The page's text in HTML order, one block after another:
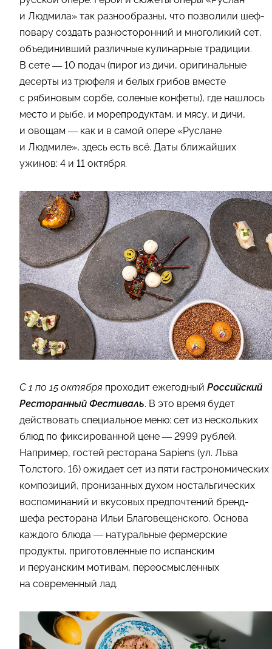
и Людмила» так разнообразны, что позволили шеф-
повару создать разносторонний и многоликий сет,
объединивший различные кулинарные традиции.
В сете — 10 подач (пирог из дичи, оригинальные
десерты из трюфеля и белых грибов вместе
с рябиновым сорбе, соленые конфеты), где нашлось
место и рыбе, и морепродуктам, и мясу, и дичи,
и овощам — как и в самой опере «Руслане
и Людмиле», здесь есть всё. Даты ближайших
ужинов: 4 и 11 октября.
С 1 по 15 октября проходит ежегодный Российский
Ресторанный Фестиваль. В это время будет
действовать специальное меню: сет из нескольких
блюд по фиксированной цене — 2999 рублей.
Например, гостей ресторана Sapiens (ул. Льва
Толстого, 16) ожидает сет из пяти гастрономических
композиций, пронизанных духом ностальгических
воспоминаний и вкусовых предпочтений бренд-
шефа ресторана Ильи Благовещенского. Основа
каждого блюда — натуральные фермерские
продукты, приготовленные по испанским
и перуанским мотивам, переосмысленных
на современный лад.